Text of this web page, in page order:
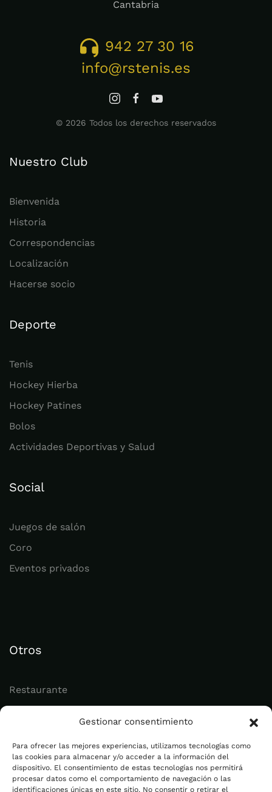
Gestionar consentimiento
Para ofrecer las mejores experiencias, utilizamos tecnologías como
las cookies para almacenar y/o acceder a la información del
dispositivo. El consentimiento de estas tecnologías nos permitirá
procesar datos como el comportamiento de navegación o las
identificaciones únicas en este sitio. No consentir o retirar el
Cantabria
942 27 30 16
info@rstenis.es
© 2026 Todos los derechos reservados
Nuestro Club
Bienvenida
Historia
Correspondencias
Localización
Hacerse socio
Deporte
Tenis
Hockey Hierba
Hockey Patines
Bolos
Actividades Deportivas y Salud
Social
Juegos de salón
Coro
Eventos privados
Otros
Restaurante
Legal